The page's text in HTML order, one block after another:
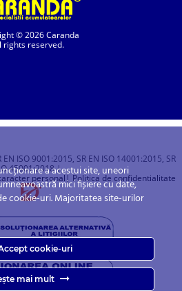
© 2026 Caranda
rights reserved.
EN ISO 9001:2015, SR EN ISO 14001:2015, SR
45001:2018 |
personal| Politica de confidentialitate
a acestui site, uneori
mici fișiere cu date,
cookie-uri. Majoritatea site-urilor
cookie-uri
mai mult